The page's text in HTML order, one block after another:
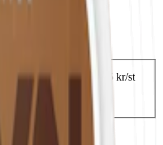
Vit Portion
10-pack299,50 kr 29,95 kr/st